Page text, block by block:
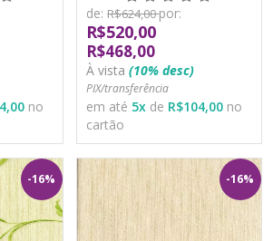
no
de: R$624,00por:
R$520,00
R$468,00
À vista (10% desc)
PIX/transferência
em até 5x de R$104,00 no
cartão
-16% -16%